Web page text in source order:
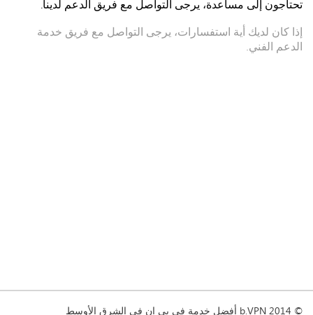
تحتاجون إلى مساعدة، يرجى التواصل مع فريق الدعم لدينا.
إذا كان لديك أية استفسارات، يرجى التواصل مع فريق خدمة
الدعم الفني.
© 2014 b.VPN أفضل خدمة في بي ان في الشرق الأوسط